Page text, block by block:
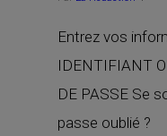
Entrez vos
IDENTIFIANT
DE PASSE Se
passe oublié ?